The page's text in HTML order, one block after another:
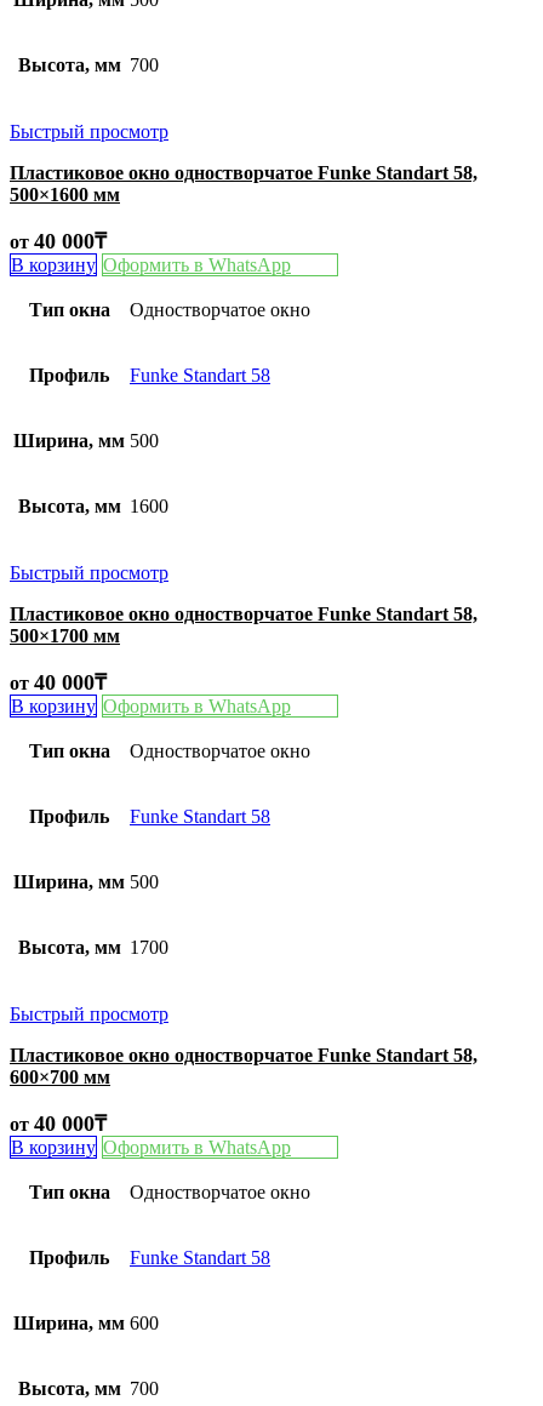
Высота, мм 700
Быстрый просмотр
Пластиковое окно одностворчатое Funke Standart 58,
500×1600 мм
от 40 000₸
В корзину Оформить в WhatsApp
Тип окна Одностворчатое окно
Профиль Funke Standart 58
Ширина, мм 500
Высота, мм 1600
Быстрый просмотр
Пластиковое окно одностворчатое Funke Standart 58,
500×1700 мм
от 40 000₸
В корзину Оформить в WhatsApp
Тип окна Одностворчатое окно
Профиль Funke Standart 58
Ширина, мм 500
Высота, мм 1700
Быстрый просмотр
Пластиковое окно одностворчатое Funke Standart 58,
600×700 мм
от 40 000₸
В корзину Оформить в WhatsApp
Тип окна Одностворчатое окно
Профиль Funke Standart 58
Ширина, мм 600
Высота, мм 700